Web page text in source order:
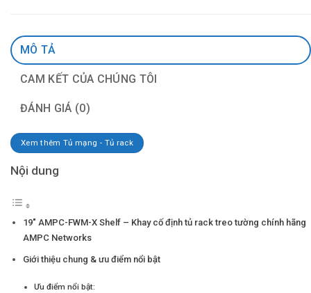
MÔ TẢ
CAM KẾT CỦA CHÚNG TÔI
ĐÁNH GIÁ (0)
Xem thêm Tủ mạng - Tủ rack
Nội dung
19″ AMPC-FWM-X Shelf – Khay cố định tủ rack treo tường chính hãng
AMPC Networks
Giới thiệu chung & ưu điểm nổi bật
Ưu điểm nổi bật: